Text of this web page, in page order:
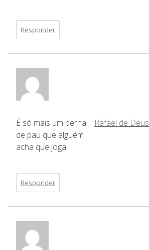
Responder
Rafael de Deus
É só mais um perna
de pau que alguém
acha que joga.
Responder